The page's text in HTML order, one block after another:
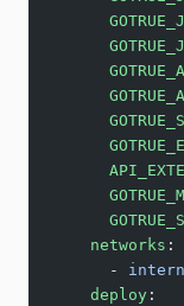
    networks
:
      -
    deploy
: